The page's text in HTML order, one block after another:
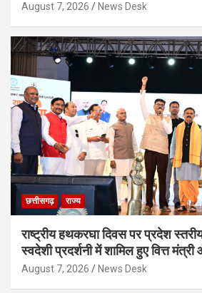
August 7, 2026 News Desk
छत्तीसगढ़ राज्य
राष्ट्रीय हथकरघा दिवस पर प्रदेश
स्वदेशी प्रदर्शनी में शामिल हुए वित्त मंत्री
August 7, 2026 News Desk